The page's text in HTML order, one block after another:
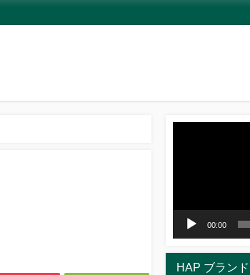
00:00
HAP ブラン